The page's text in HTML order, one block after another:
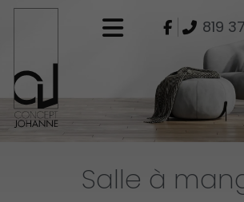
Aller
819
Salle à